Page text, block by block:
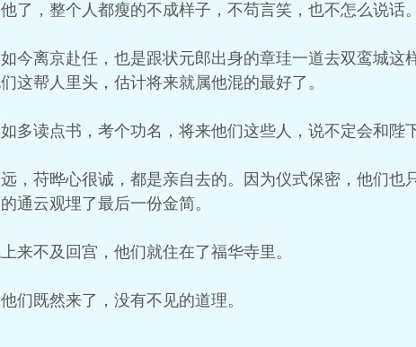
了，整个人都瘦的不成样子，不苟言笑，也不怎么说话
今离京赴任，也是跟状元郎出身的章珪一道去双鸾城这
这帮人里头，估计将来就属他混的最好了。
多读点书，考个功名，将来他们这些人，说不定会和陛
，苻晔心很诚，都是亲自去的。因为仪式保密，他们也
通云观埋了最后一份金简。
来不及回宫，他们就住在了福华寺里。
们既然来了，没有不见的道理。